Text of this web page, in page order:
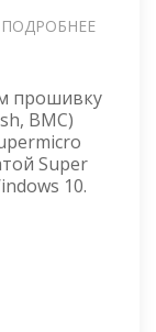
ПОДРОБНЕЕ
прошивку
BMC)
Super
10.